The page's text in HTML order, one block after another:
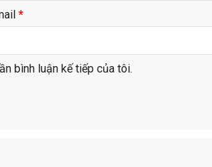
*
bình luận kế tiếp của tôi.